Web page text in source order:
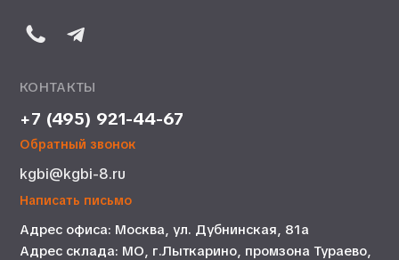
КОНТАКТЫ
+7 (495) 921-44-67
Обратный звонок
kgbi@kgbi-8.ru
Написать письмо
Адрес офиса: Москва, ул. Дубнинская, 81а
Адрес склада: МО, г.Лыткарино, промзона Тураево,